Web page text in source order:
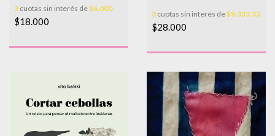
3 cuotas sin interés de$6.000
$18.000
3 cuotas sin interés de$9.333,33
$28.000